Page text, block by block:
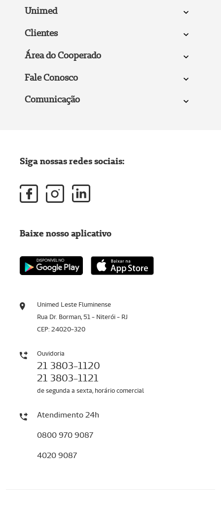
Unimed
Clientes
Área do Cooperado
Fale Conosco
Comunicação
Unimed Leste Fluminense
Rua Dr. Borman, 51 - Niterói - RJ
CEP: 24020-320
Ouvidoria
21 3803-1120
21 3803-1121
de segunda a sexta, horário comercial
Atendimento 24h
0800 970 9087
4020 9087
Siga nossas redes sociais:
Baixe nosso aplicativo